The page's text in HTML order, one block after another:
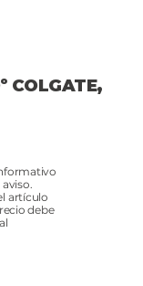
COLGATE,
artículo
debe